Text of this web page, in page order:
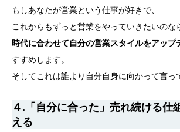
もしあなたが営業という仕事が好きで、
これからもずっと営業をやっていきたいのな
時代に合わせて自分の営業スタイルをアップ
すすめします。
そしてこれは誰より自分自身に向かって言っ
４.「自分に合った」売れ続ける仕
える